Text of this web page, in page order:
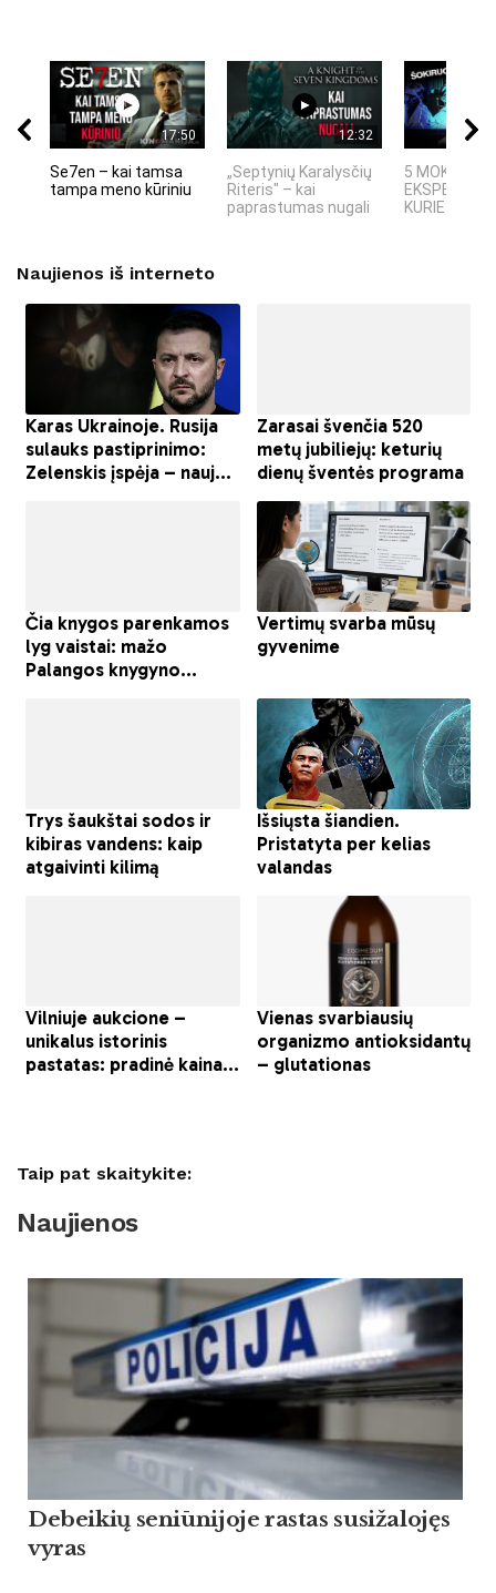
17:50
Se7en – kai tamsa
tampa meno kūriniu
12:32
„Septynių Karalysčių
Riteris" – kai
paprastumas nugali
5 MOKSLINIAI
KURIE
Naujienos iš interneto
Taip pat skaitykite:
Naujienos
Debeikių seniūnijoje rastas susižalojęs
vyras